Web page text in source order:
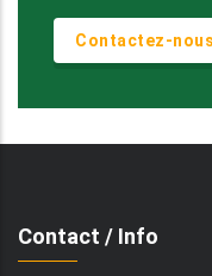
Contactez-nous
Contact / Info